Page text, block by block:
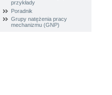
przykłady
Poradnik
Grupy natężenia pracy
mechanizmu (GNP)